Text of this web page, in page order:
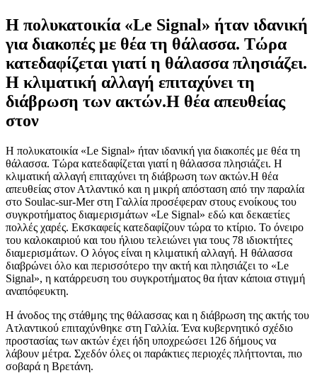
Η πολυκατοικία «Le Signal» ήταν ιδανική
για διακοπές με θέα τη θάλασσα. Τώρα
κατεδαφίζεται γιατί η θάλασσα πλησιάζει.
Η κλιματική αλλαγή επιταχύνει τη
διάβρωση των ακτών.Η θέα απευθείας
στον
Η πολυκατοικία «Le Signal» ήταν ιδανική για διακοπές με θέα τη
θάλασσα. Τώρα κατεδαφίζεται γιατί η θάλασσα πλησιάζει. Η
κλιματική αλλαγή επιταχύνει τη διάβρωση των ακτών.Η θέα
απευθείας στον Ατλαντικό και η μικρή απόσταση από την παραλία
στο Soulac-sur-Mer στη Γαλλία προσέφεραν στους ενοίκους του
συγκροτήματος διαμερισμάτων «Le Signal» εδώ και δεκαετίες
πολλές χαρές. Εκσκαφείς κατεδαφίζουν τώρα το κτίριο. Το όνειρο
του καλοκαιριού και του ήλιου τελειώνει για τους 78 ιδιοκτήτες
διαμερισμάτων. Ο λόγος είναι η κλιματική αλλαγή. Η θάλασσα
διαβρώνει όλο και περισσότερο την ακτή και πλησιάζει το «Le
Signal», η κατάρρευση του συγκροτήματος θα ήταν κάποια στιγμή
αναπόφευκτη.
Η άνοδος της στάθμης της θάλασσας και η διάβρωση της ακτής του
Ατλαντικού επιταχύνθηκε στη Γαλλία. Ένα κυβερνητικό σχέδιο
προστασίας των ακτών έχει ήδη υποχρεώσει 126 δήμους να
λάβουν μέτρα. Σχεδόν όλες οι παράκτιες περιοχές πλήττονται, πιο
σοβαρά η Βρετάνη.